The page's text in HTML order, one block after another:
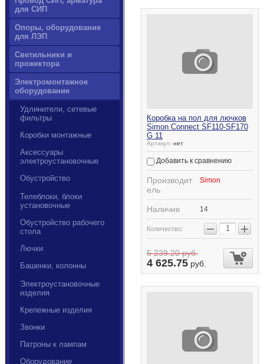
для СИП
Опоры, оборудование
для ЛЭП
Светильники и
прожектора
Электромонтажное
оборудование
Удлинители, сетевые
фильтры
Коробки монтажные
Аксессуары
электроустановочные
Обустройство
Телеблоки, блоки
установочные
Обустройство рабочего
стола
Лючки
Башенки, колонны
Электроустановочные
изделия
Крепежные изделия
Звонки
Патроны к лампам
Оборудование
Коробка на пол для лючков
Simon Connect SF110-SF170
G 11
Артикул: нет
Добавить к сравнению
Производит
ель
Simon
Наличие 14
Количество: − +
5 239.20руб.
4 625.75 руб.